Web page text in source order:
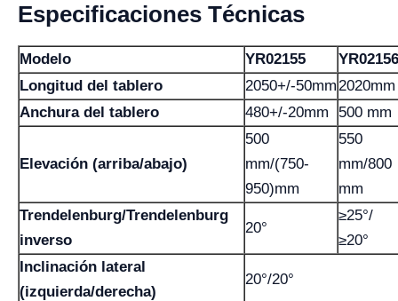
Especificaciones Técnicas
Modelo YR02155
YR02156
Longitud del tablero
2050+/-50mm2020mm
Anchura del tablero
480+/-20mm 500 mm
Elevación (arriba/abajo)
500
mm/(750-
950)mm
550
mm/800
mm
Trendelenburg/Trendelenburg
inverso
20°
≥25°/
≥20°
Inclinación lateral
(izquierda/derecha)
20°/20°